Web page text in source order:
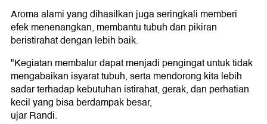
Aroma alami yang dihasilkan juga seringkali memberi
efek menenangkan, membantu tubuh dan pikiran
beristirahat dengan lebih baik.
"Kegiatan membalur dapat menjadi pengingat untuk tidak
mengabaikan isyarat tubuh, serta mendorong kita lebih
sadar terhadap kebutuhan istirahat, gerak, dan perhatian
kecil yang bisa berdampak besar,
ujar Randi.